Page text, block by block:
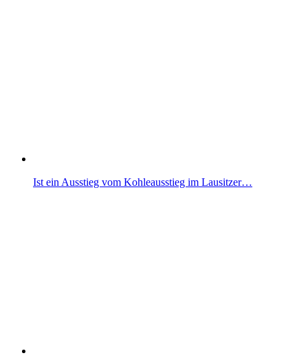
Ist ein Ausstieg vom Kohleausstieg im Lausitzer…